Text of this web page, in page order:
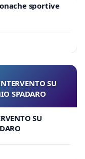
sportive
SU
SPADARO
SU